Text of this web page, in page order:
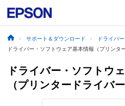
サポート＆ダウンロード
ドライバ
ドライバー・ソフトウェア基本情報（プリンタ
ドライバー・ソフトウ
（プリンタードライバー